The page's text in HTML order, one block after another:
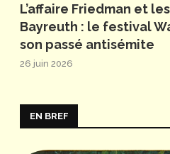
L’affaire Friedman et
Bayreuth : le festival
son passé antisémite
26 juin 2026
EN BREF